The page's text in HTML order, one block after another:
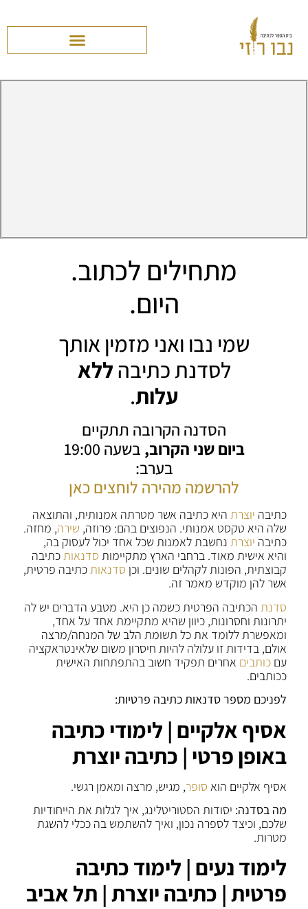
מתחילים לכתוב.
היום.
שמי נבו ואני מזמין אותך
לסדנת כתיבהללא
עלות.
הסדנה הקרובה תתקיים
ביום שני הקרוב,
בשעה 19:00
בערב:
להרשמה מהירה לוחצים כאן
כתיבה יוצרת היא כתיבה אשר מטרתה אמנותית, והתוצאה
שלה היא טקסט אמנותי. הנפוצים בהם: פרוזה, שירה, מחזה.
כתיבה יוצרת נחשבת לאמנות שכל אחד יכול לעסוק בה,
והיא אישית מאוד. ברחבי הארץ מתקיימות סדנאותכתיבה
קבוצתית, הפונות לקהלים שונים. וכן סדנאותכתיבה פרטית,
אשר להן מוקדש מאמר זה.
סדנת הכתיבה הפרטית כשמה כן היא. מטבע הדברים יש לה
יתרונות וחסרונות, כיוון שהיא מתקיימת אחד על אחד,
ומאפשרת ללומד את כל תשומת הלב של המנחה/מרצה
אולם, בדידות זו עלולה להיות חיסרון משום שלאינטראקציה
עםכותבים אחרים תפקיד חשוב בהתפתחות האישית
ככותבים.
לפניכם מספר סדנאות כתיבה פרטיות:
אסיף אלקיים | לימודי כתיבה
באופן פרטי | כתיבה יוצרת
אסיף אלקיים הוא סופר, מגיש, מרצה ומאמן רגשי.
מה בסדנה: יסודות הסטוריטלינג, איך לגלות את הייחודיות
שלכם, וכיצד לספרה נכון, ואיך להשתמש בה ככלי להשגת
מטרות.
לימוד נעים | לימוד כתיבה
פרטית | כתיבה יוצרת | תל אביב